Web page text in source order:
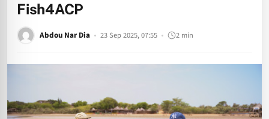
Fish4ACP
Abdou Nar Dia 23 Sep 2025, 07:55 2 min